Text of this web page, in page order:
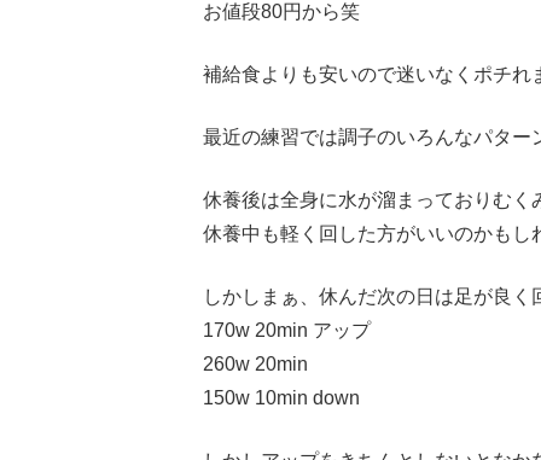
お値段80円から笑
補給食よりも安いので迷いなくポチれ
最近の練習では調子のいろんなパター
休養後は全身に水が溜まっておりむく
休養中も軽く回した方がいいのかもし
しかしまぁ、休んだ次の日は足が良く
170w 20min アップ
260w 20min
150w 10min down